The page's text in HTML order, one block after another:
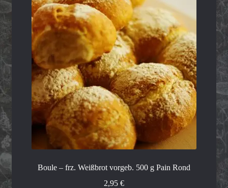
Boule – frz. Weißbrot vorgeb. 500 g Pain Rond
2,95 €